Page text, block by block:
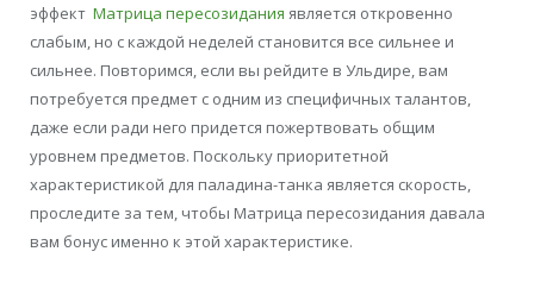
эффект Матрица пересозидания является откровенно
слабым, но с каждой неделей становится все сильнее и
сильнее. Повторимся, если вы рейдите в Ульдире, вам
потребуется предмет с одним из специфичных талантов,
даже если ради него придется пожертвовать общим
уровнем предметов. Поскольку приоритетной
характеристикой для паладина-танка является скорость,
проследите за тем, чтобы Матрица пересозидания давала
вам бонус именно к этой характеристике.